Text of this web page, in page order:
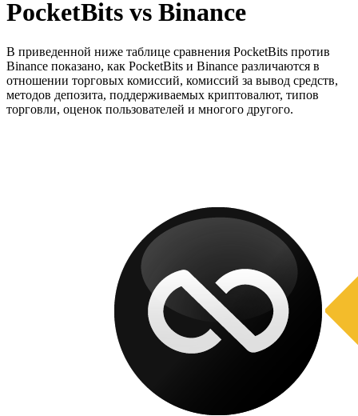
PocketBits vs Binance
В приведенной ниже таблице сравнения PocketBits против
Binance показано, как PocketBits и Binance различаются в
отношении торговых комиссий, комиссий за вывод средств,
методов депозита, поддерживаемых криптовалют, типов
торговли, оценок пользователей и многого другого.